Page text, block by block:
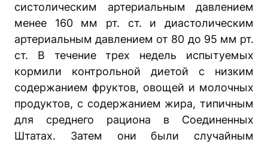
систолическим артериальным давлением
менее 160 мм рт. ст. и диастолическим
артериальным давлением от 80 до 95 мм рт.
ст. В течение трех недель испытуемых
кормили контрольной диетой с низким
содержанием фруктов, овощей и молочных
продуктов, с содержанием жира, типичным
для среднего рациона в Соединенных
Штатах. Затем они были случайным